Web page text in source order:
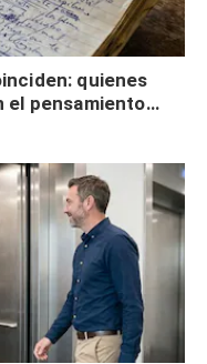
quienes
el pensamiento